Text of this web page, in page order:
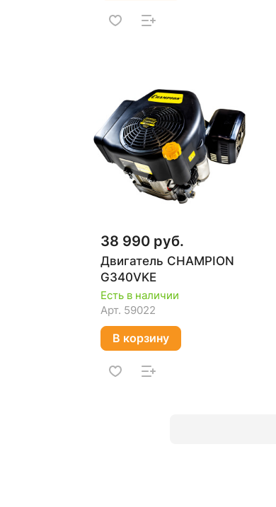
38 990 руб.
Двигатель CHAMPION
G340VKE
Есть в наличии
Арт. 59022
В корзину